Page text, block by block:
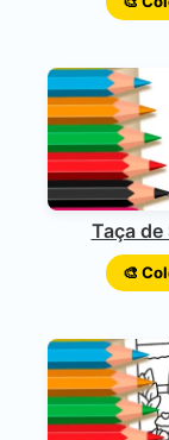
Taça
🎨